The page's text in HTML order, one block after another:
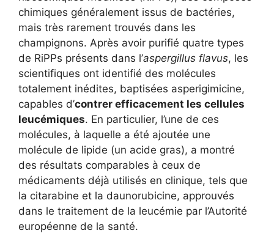
chimiques généralement issus de bactéries,
mais très rarement trouvés dans les
champignons. Après avoir purifié quatre types
de RiPPs présents dans l’aspergillus flavus, les
scientifiques ont identifié des molécules
totalement inédites, baptisées asperigimicine,
capables d’contrer efficacement les cellules
leucémiques. En particulier, l’une de ces
molécules, à laquelle a été ajoutée une
molécule de lipide (un acide gras), a montré
des résultats comparables à ceux de
médicaments déjà utilisés en clinique, tels que
la citarabine et la daunorubicine, approuvés
dans le traitement de la leucémie par l’Autorité
européenne de la santé.